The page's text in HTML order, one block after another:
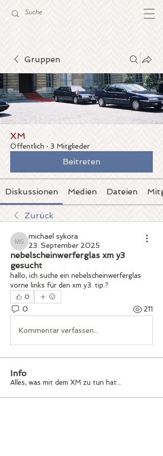
Gruppen
XM
Öffentlich · 3 Mitglieder
Beitreten
Diskussionen Medien Dateien
Zurück
michael sykora
michael sykora
23. September 2025
nebelscheinwerferglas xm y3
gesucht
hallo, ich suche ein nebelscheinwerferglas
vorne links für den xm y3. tip.?
0
0 211
Kommentar verfassen...
Info
Alles, was mit dem XM zu tun hat...